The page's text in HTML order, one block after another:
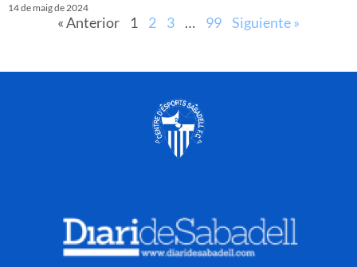
14 de maig de 2024
« Anterior 1 2 3 … 99 Siguiente »